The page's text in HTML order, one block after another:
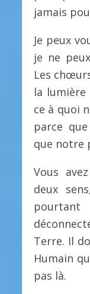
jamais
Je peux
je ne
Les
la lumière
ce à quoi
parce
que notre
Vous
deux
Terre. Il
Humain
pas là.